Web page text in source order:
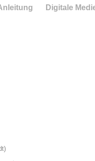
Digitale